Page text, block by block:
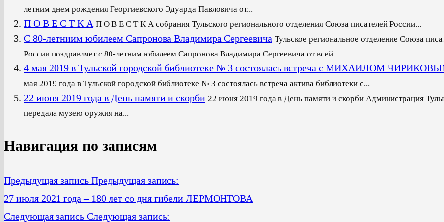
летним днем рождения Георгиевского Эдуарда Павловича от...
П О В Е С Т К А П О В Е С Т К А собрания Тульского регионального отделения Союза писателей России...
С 80-летниим юбилеем Сапронова Владимира Сергеевича Тульское региональное отделение Союза
России поздравляет с 80-летним юбилеем Сапронова Владимира Сергеевича от всей...
4 мая 2019 в Тульской городской библиотеке № 3 состоялась встреча с МИХАИЛОМ
мая 2019 года в Тульской городской библиотеке № 3 состоялась встреча актива библиотеки с...
22 июня 2019 года в День памяти и скорби 22 июня 2019 года в День памяти и скорби Администрация Тулы
передала музею оружия на...
Навигация по записям
Предыдущая запись Предыдущая запись:
27 июля 2021 года – 180 лет со дня гибели ЛЕРМОНТОВА
Следующая запись Следующая запись: